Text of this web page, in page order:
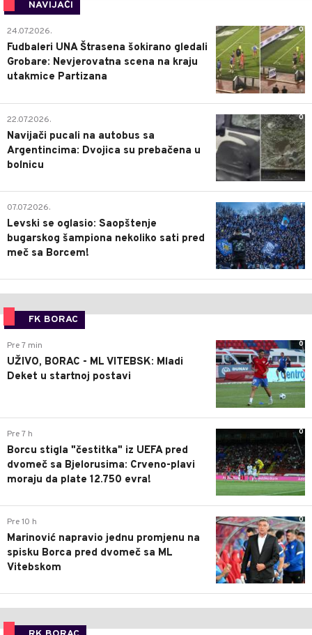
NAVIJAČI
0
24.07.2026.
Fudbaleri UNA Štrasena šokirano gledali
Grobare: Nevjerovatna scena na kraju
utakmice Partizana
0
22.07.2026.
Navijači pucali na autobus sa
Argentincima: Dvojica su prebačena u
bolnicu
1
07.07.2026.
Levski se oglasio: Saopštenje
bugarskog šampiona nekoliko sati pred
meč sa Borcem!
FK BORAC
0
Pre 7 min
UŽIVO, BORAC - ML VITEBSK: Mladi
Deket u startnoj postavi
0
Pre 7 h
Borcu stigla "čestitka" iz UEFA pred
dvomeč sa Bjelorusima: Crveno-plavi
moraju da plate 12.750 evra!
0
Pre 10 h
Marinović napravio jednu promjenu na
spisku Borca pred dvomeč sa ML
Vitebskom